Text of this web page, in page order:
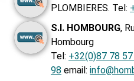
PLOMBIERES. Tel:
S.I. HOMBOURG,
Hombourg
Tel: +32(0)87 78
98 email: